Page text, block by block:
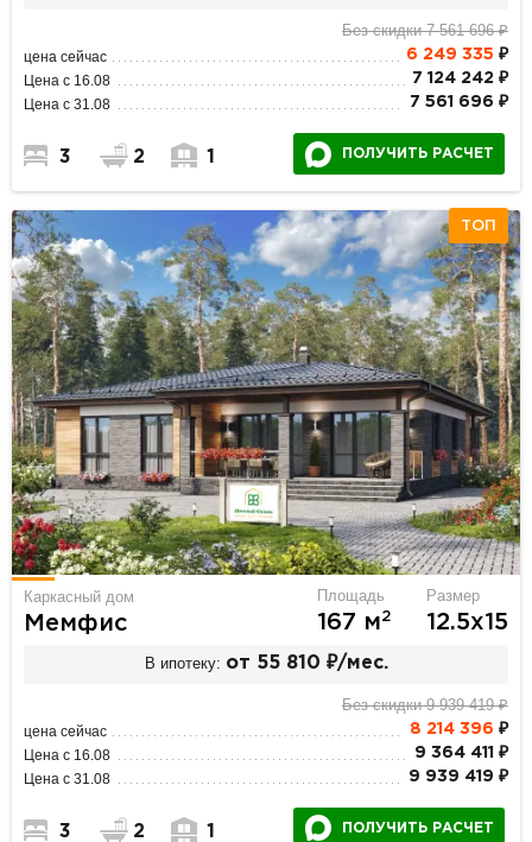
Без скидки 7 561 696 ₽
цена сейчас 6 249 335 ₽
Цена с 16.08 7 124 242 ₽
Цена с 31.08 7 561 696 ₽
3 2 1 ПОЛУЧИТЬ РАСЧЕТ
ТОП
Каркасный дом
Мемфис
Площадь
167 м2
Размер
12.5х15
В ипотеку: от 55 810 ₽/мес.
Без скидки 9 939 419 ₽
цена сейчас 8 214 396 ₽
Цена с 16.08 9 364 411 ₽
Цена с 31.08 9 939 419 ₽
3 2 1 ПОЛУЧИТЬ РАСЧЕТ